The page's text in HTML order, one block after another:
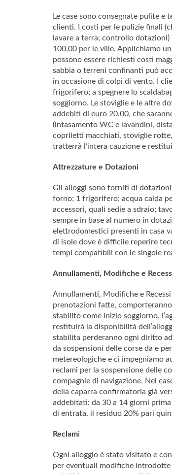
Le case sono consegnate pulite
clienti. I costi per le pulizie finali
lavare a terra; controllo
100,00 per le ville. Applichiamo
possono essere richiesti costi
sabbia o terreni confinanti può
in occasione di colpi di vento. I
frigorifero; a spegnere lo
soggiorno. Le stoviglie e le altre
addebiti di euro 20.00, che
(intasamento WC e lavandini,
copriletti macchiati, stoviglie
tratterrà l’intera cauzione e
Attrezzature e Dotazioni
Gli alloggi sono forniti di
forno; 1 frigorifero; acqua calda
accessori, quali sedie a sdraio;
sempre in base al numero in
elettrodomestici presenti in casa
di isole dove è difficile reperire
tempi compatibili con le singole
Annullamenti, Modifiche e
Annullamenti, Modifiche e
prenotazioni fatte,
stabilito come inizio soggiorno,
restituirà la disponibilità
stabilita perderanno ogni diritto
da sospensioni delle corse da e
metereologiche e ci impegniamo
reclami per la sospensione delle
compagnie di navigazione. Nel
della caparra confirmatoria già
addebitati: da 30 a 14 giorni
di entrata, il residuo 20% pari
Reclami
Ogni alloggio è stato visitato e
per eventuali modifiche